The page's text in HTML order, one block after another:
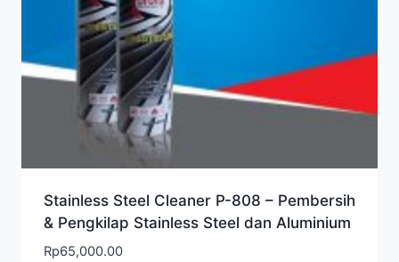
Stainless Steel Cleaner P-808 – Pembersih
& Pengkilap Stainless Steel dan Aluminium
Rp65,000.00